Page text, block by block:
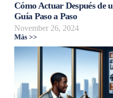
Cómo Actuar Después de
Guía Paso a Paso
November 26, 2024
Más >>